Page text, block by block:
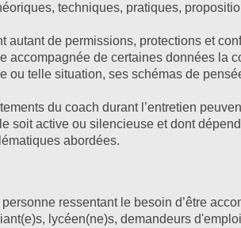
techniques, pratiques,
autant de permissions, protections et
accompagnée de certaines données la
ou telle situation, ses schémas de
du coach durant l’entretien
soit active ou silencieuse et dont
abordées.
personne ressentant le besoin d’être
lycéen(ne)s, demandeurs